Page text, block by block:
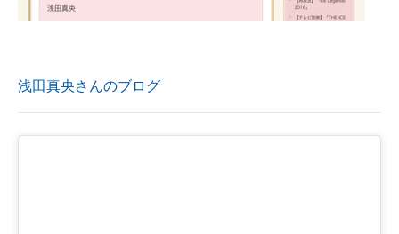
浅田真央さんのブログ